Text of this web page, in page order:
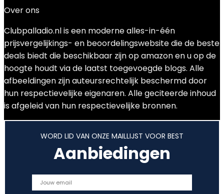
Over ons
Clubpalladio.nl is een moderne alles-in-één
prijsvergelijkings- en beoordelingswebsite die de beste
deals biedt die beschikbaar zijn op amazon en u op de
hoogte houdt via de laatst toegevoegde blogs. Alle
afbeeldingen zijn auteursrechtelijk beschermd door
hun respectievelijke eigenaren. Alle geciteerde inhoud
is afgeleid van hun respectievelijke bronnen.
WORD LID VAN ONZE MAILLIJST VOOR BEST
Aanbiedingen